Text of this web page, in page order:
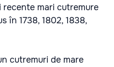
recente mari cutremure
în 1738, 1802, 1838,
cutremuri de mare